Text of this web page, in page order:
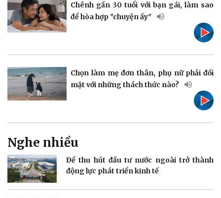
Tin nóng
Tư vấn luật
Việt Nam
Phân tích
Thể thao
Bóng đá
Hậu trường
Ô tô - Xe máy
Chênh gần 30 tuổi với bạn gái, làm sao
để hòa hợp "chuyện ấy"
Chọn làm mẹ đơn thân, phụ nữ phải đối
mặt với những thách thức nào?
Nghe nhiều
Để thu hút đầu tư nước ngoài trở thành
động lực phát triển kinh tế